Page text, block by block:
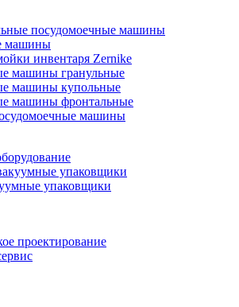
посудомоечные машины
машины
инвентаря Zernike
машины гранульные
машины купольные
машины фронтальные
машины
упаковщики
упаковщики
проектирование